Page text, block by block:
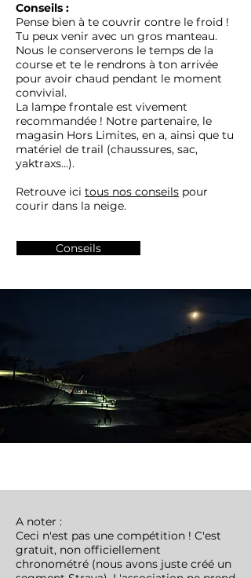
Conseils ​:
​Pense bien à te couvrir contre le froid !
Tu peux venir avec un gros manteau.
Nous le conserverons le temps de la
course et te le rendrons à ton arrivée
pour avoir chaud pendant le moment
convivial.
La lampe frontale est vivement
recommandée ! Notre partenaire, le
magasin Hors Limites, en a, ainsi que tu
matériel de trail (chaussures, sac,
yaktraxs...).
Retrouve ici tous nos conseils pour
courir dans la neige.
Conseils
A noter :
Ceci n'est pas une compétition ! C'est
gratuit, non officiellement
chronométré (nous avons juste créé un